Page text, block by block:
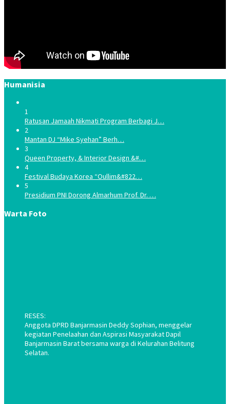
Humanisia
1
Ratusan Jamaah Nikmati Program Berbagi J…
2
Mantan DJ “Mike Syehan” Berh…
3
Queen Property, & Interior Design &#…
4
Festival Budaya Korea “Oullim&#822…
5
Presidium PNI Dorong Almarhum Prof. Dr. …
Warta Foto
RESES:
Anggota DPRD Banjarmasin Deddy Sophian, menggelar
kegiatan Penelaahan dan Aspirasi Masyarakat Dapil
Banjarmasin Barat bersama warga di Kelurahan Belitung
Selatan.